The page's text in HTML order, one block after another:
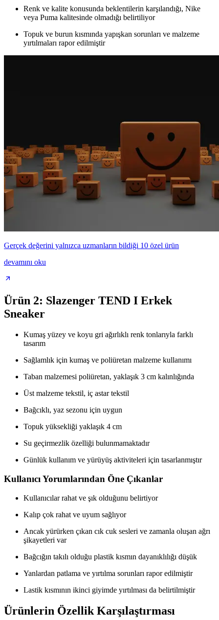
Renk ve kalite konusunda beklentilerin karşılandığı, Nike
veya Puma kalitesinde olmadığı belirtiliyor
Topuk ve burun kısmında yapışkan sorunları ve malzeme
yırtılmaları rapor edilmiştir
Gerçek değerini yalnızca uzmanların bildiği 10 özel ürün
devamını oku
Ürün 2: Slazenger TEND I Erkek
Sneaker
Kumaş yüzey ve koyu gri ağırlıklı renk tonlarıyla farklı
tasarım
Sağlamlık için kumaş ve poliüretan malzeme kullanımı
Taban malzemesi poliüretan, yaklaşık 3 cm kalınlığında
Üst malzeme tekstil, iç astar tekstil
Bağcıklı, yaz sezonu için uygun
Topuk yüksekliği yaklaşık 4 cm
Su geçirmezlik özelliği bulunmamaktadır
Günlük kullanım ve yürüyüş aktiviteleri için tasarlanmıştır
Kullanıcı Yorumlarından Öne Çıkanlar
Kullanıcılar rahat ve şık olduğunu belirtiyor
Kalıp çok rahat ve uyum sağlıyor
Ancak yürürken çıkan cık cuk sesleri ve zamanla oluşan ağrı
şikayetleri var
Bağcığın takılı olduğu plastik kısmın dayanıklılığı düşük
Yanlardan patlama ve yırtılma sorunları rapor edilmiştir
Lastik kısmının ikinci giyimde yırtılması da belirtilmiştir
Ürünlerin Özellik Karşılaştırması